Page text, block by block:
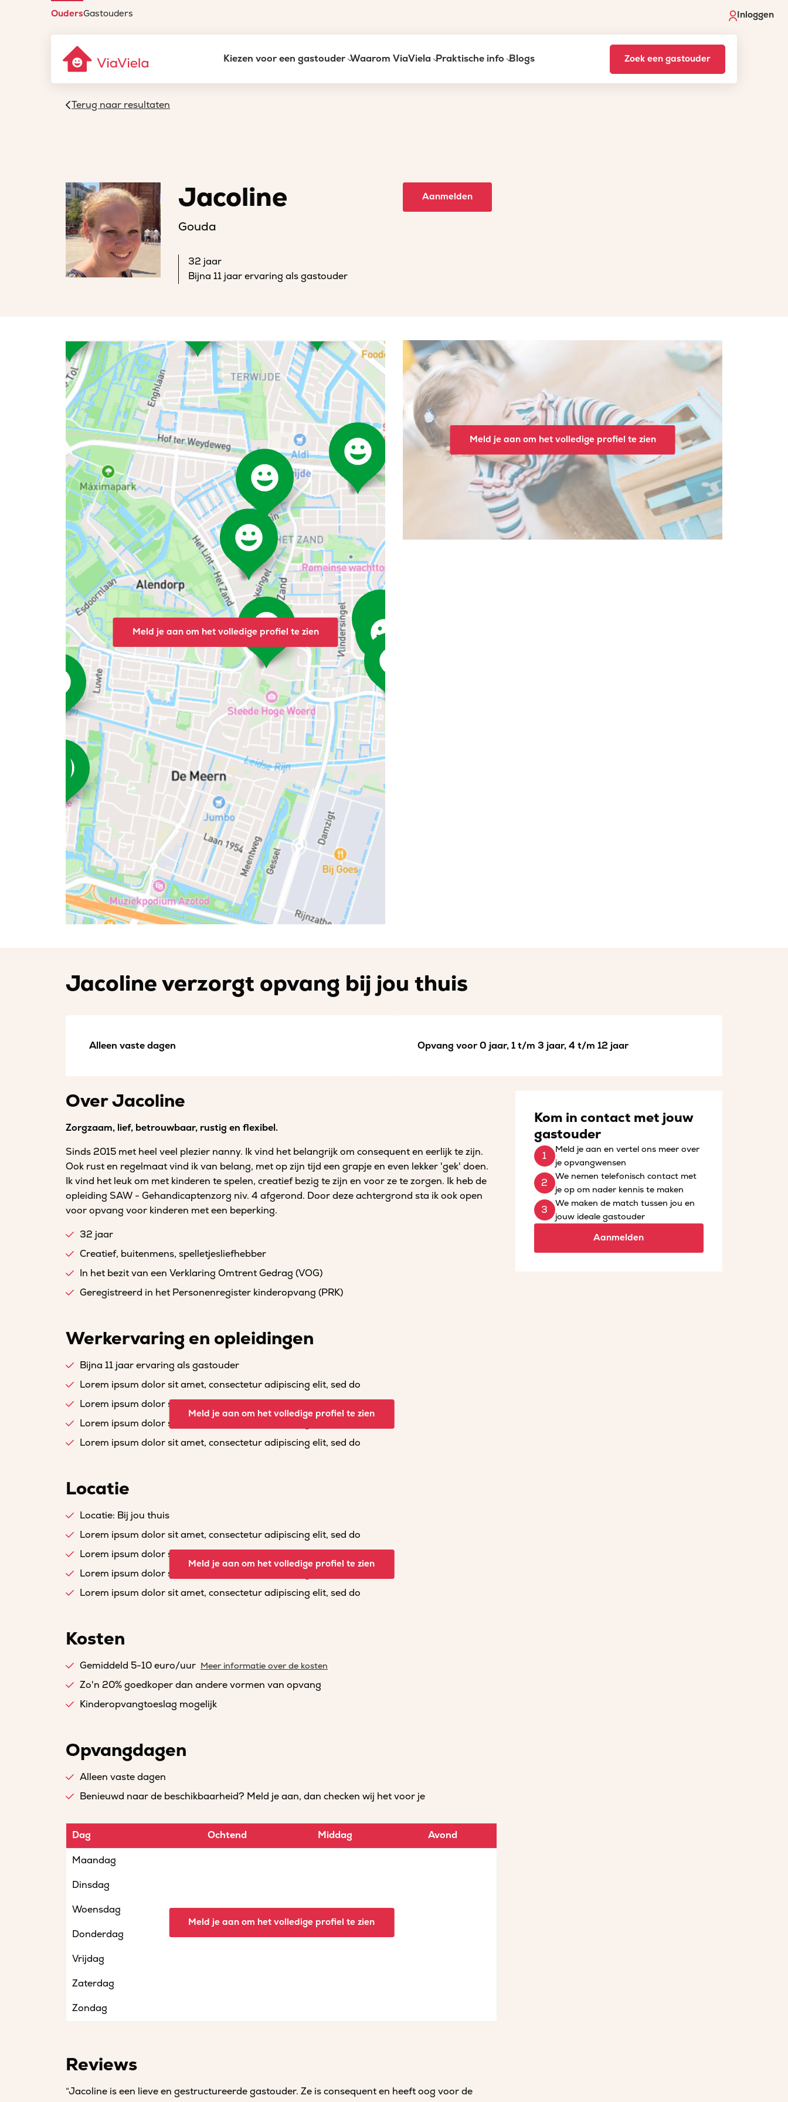
OudersGastouders Inloggen
Kiezen voor een gastouder Waarom ViaViela Praktische info Blogs Zoek een gastouder
Terug naar resultaten
Jacoline
Gouda
32 jaar
Bijna 11 jaar ervaring als gastouder
Aanmelden
Meld je aan om het volledige profiel te zien
Meld je aan om het volledige profiel te zien
Jacoline verzorgt opvang bij jou thuis
Alleen vaste dagen Opvang voor 0 jaar, 1 t/m 3 jaar, 4 t/m 12 jaar
Over Jacoline
Zorgzaam, lief, betrouwbaar, rustig en flexibel.
Sinds 2015 met heel veel plezier nanny. Ik vind het belangrijk om consequent en eerlijk te zijn.
Ook rust en regelmaat vind ik van belang, met op zijn tijd een grapje en even lekker 'gek' doen.
Ik vind het leuk om met kinderen te spelen, creatief bezig te zijn en voor ze te zorgen. Ik heb de
opleiding SAW - Gehandicaptenzorg niv. 4 afgerond. Door deze achtergrond sta ik ook open
voor opvang voor kinderen met een beperking.
32 jaar
Creatief, buitenmens, spelletjesliefhebber
In het bezit van een Verklaring Omtrent Gedrag (VOG)
Geregistreerd in het Personenregister kinderopvang (PRK)
Kom in contact met jouw
gastouder
Meld je aan en vertel ons meer over
je opvangwensen
We nemen telefonisch contact met
je op om nader kennis te maken
We maken de match tussen jou en
jouw ideale gastouder
Aanmelden
Werkervaring en opleidingen
Bijna 11 jaar ervaring als gastouder
Lorem ipsum dolor sit amet, consectetur adipiscing elit, sed do
Lorem ipsum dolor sit amet, consectetur adipiscing elit, sed do
Lorem ipsum dolor sit amet, consectetur adipiscing elit, sed do
Lorem ipsum dolor sit amet, consectetur adipiscing elit, sed do
Meld je aan om het volledige profiel te zien
Locatie
Locatie: Bij jou thuis
Lorem ipsum dolor sit amet, consectetur adipiscing elit, sed do
Lorem ipsum dolor sit amet, consectetur adipiscing elit, sed do
Lorem ipsum dolor sit amet, consectetur adipiscing elit, sed do
Lorem ipsum dolor sit amet, consectetur adipiscing elit, sed do
Meld je aan om het volledige profiel te zien
Kosten
Gemiddeld 5-10 euro/uur Meer informatie over de kosten
Zo'n 20% goedkoper dan andere vormen van opvang
Kinderopvangtoeslag mogelijk
Opvangdagen
Alleen vaste dagen
Benieuwd naar de beschikbaarheid? Meld je aan, dan checken wij het voor je
Dag Ochtend Middag Avond
Maandag
Dinsdag
Woensdag
Donderdag
Vrijdag
Zaterdag
Zondag
Meld je aan om het volledige profiel te zien
Reviews
“Jacoline is een lieve en gestructureerde gastouder. Ze is consequent en heeft oog voor de